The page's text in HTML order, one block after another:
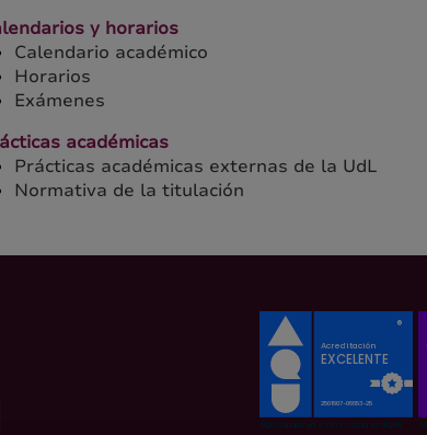
y horarios
Calendario académico
Horarios
Exámenes
académicas
Prácticas académicas externas de la UdL
Normativa de la titulación